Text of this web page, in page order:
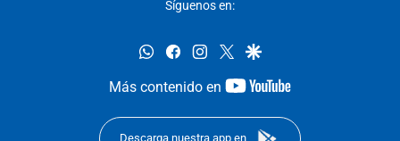
Síguenos en:
whatsappfacebookinstagram
twittergoogle
Más contenido en
youtube-
Descarga nuestra app en